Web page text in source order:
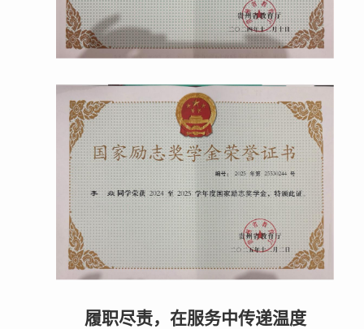
履职尽责，在服务中传递温度